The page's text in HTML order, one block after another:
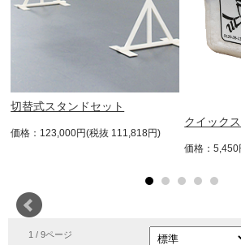
切替式スタンドセット
価格：123,000円(税抜 111,818円)
クイック
価格：
1 / 9ページ